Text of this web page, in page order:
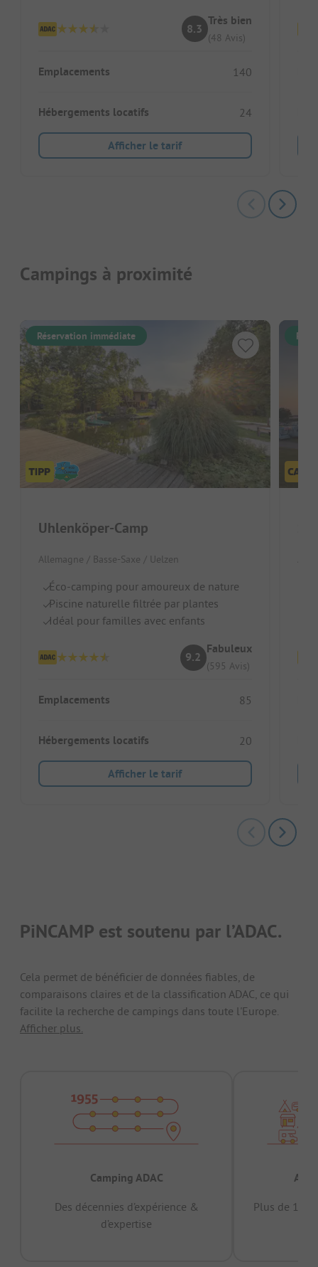
8.3
Très bien
(48 Avis)
Emplacements 140
Hébergements locatifs 24
Afficher le tarif
Campings à proximité
Réservation immédiate
Uhlenköper-Camp
Allemagne / Basse-Saxe / Uelzen
Éco-camping pour amoureux de nature
Piscine naturelle filtrée par plantes
Idéal pour familles avec enfants
9.2
Fabuleux
(595 Avis)
Emplacements 85
Hébergements locatifs 20
Afficher le tarif
PiNCAMP est soutenu par l’ADAC.
Cela permet de bénéficier de données fiables, de
comparaisons claires et de la classification ADAC, ce qui
facilite la recherche de campings dans toute l'Europe.
Afficher plus.
Camping ADAC
Des décennies d’expérience &
d’expertise
Plus de 15